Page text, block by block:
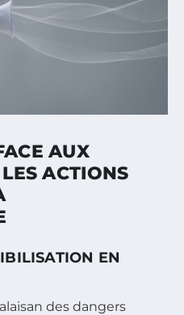
AUX
ACTIONS
EN
des dangers